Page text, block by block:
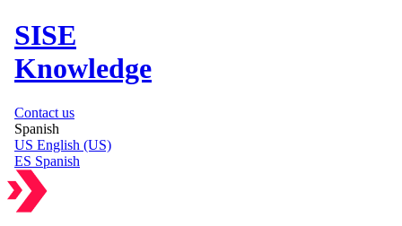
SISE
Knowledge
Contact us
Spanish
US English (US)
ES Spanish